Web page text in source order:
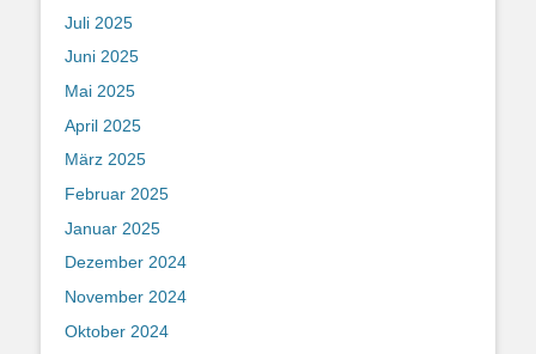
Juli 2025
Juni 2025
Mai 2025
April 2025
März 2025
Februar 2025
Januar 2025
Dezember 2024
November 2024
Oktober 2024